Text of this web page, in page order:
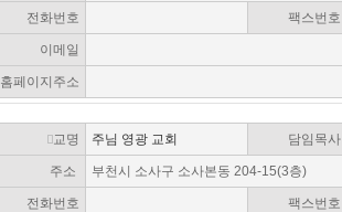
전화번호 팩스번호
이메일
홈페이지주소
교명 주님 영광 교회 담임목사
주소 부천시 소사구 소사본동 204-15(3층)
전화번호 팩스번호